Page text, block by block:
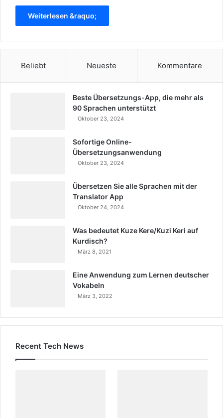
Weiterlesen &raquo;
Beliebt Neueste Kommentare
Beste Übersetzungs-App, die mehr als
90 Sprachen unterstützt
Oktober 23, 2024
Sofortige Online-
Übersetzungsanwendung
Oktober 23, 2024
Übersetzen Sie alle Sprachen mit der
Translator App
Oktober 24, 2024
Was bedeutet Kuze Kere/Kuzi Keri auf
Kurdisch?
März 8, 2021
Eine Anwendung zum Lernen deutscher
Vokabeln
März 3, 2022
Recent Tech News